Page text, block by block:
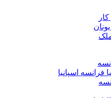
فرانسه اسپانیا